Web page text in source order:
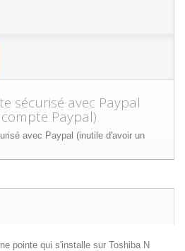
sécurisé avec Paypal
Paypal)
pointe qui s'installe sur Toshiba N